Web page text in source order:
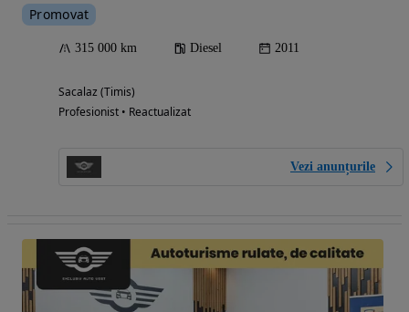
Promovat
315 000 km Diesel 2011
Sacalaz (Timis)
Profesionist • Reactualizat
Vezi anunțurile